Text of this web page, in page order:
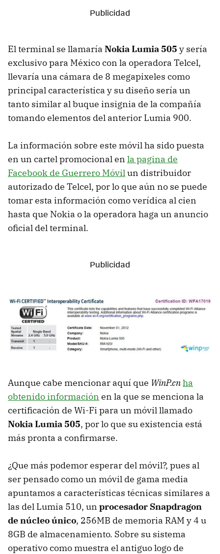
El terminal se llamaría Nokia Lumia 505 y sería
exclusivo para México con la operadora Telcel,
llevaría una cámara de 8 megapixeles como
principal característica y su diseño sería un
tanto similar al buque insignia de la compañía
tomando elementos del anterior Lumia 900.
La información sobre este móvil ha sido puesta
en un cartel promocional en la pagina de
Facebook de Guerrero Móvilun distribuidor
autorizado de Telcel, por lo que aún no se puede
tomar esta información como verídica al cien
hasta que Nokia o la operadora haga un anuncio
oficial del terminal.
Aunque cabe mencionar aquí que WinP.cnha
obtenido información en la que se menciona la
certificación de Wi-Fi para un móvil llamado
Nokia Lumia 505, por lo que su existencia está
más pronta a confirmarse.
¿Que más podemor esperar del móvil?, pues al
ser pensado como un móvil de gama media
apuntamos a características técnicas similares a
las del Lumia 510, un procesador Snapdragon
de núcleo único, 256MB de memoria RAM y 4 u
8GB de almacenamiento. Sobre su sistema
operativo como muestra el antiguo logo de